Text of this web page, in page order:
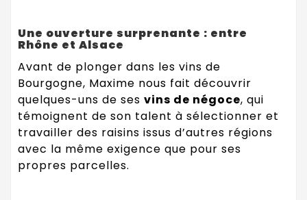
Une ouverture surprenante : entre
Rhône et Alsace
Avant de plonger dans les vins de
Bourgogne, Maxime nous fait découvrir
quelques-uns de ses vins de négoce, qui
témoignent de son talent à sélectionner et
travailler des raisins issus d’autres régions
avec la même exigence que pour ses
propres parcelles.